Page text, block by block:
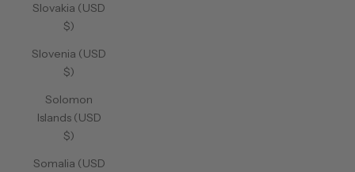
Slovakia (USD
$)
Slovenia (USD
$)
Solomon
Islands (USD
$)
Somalia (USD